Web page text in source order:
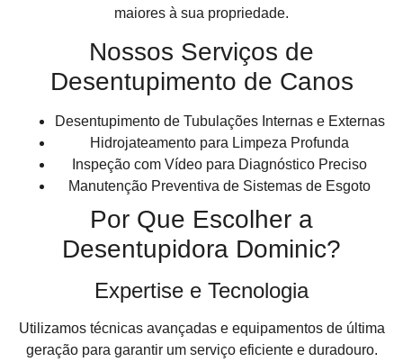
maiores à sua propriedade.
Nossos Serviços de
Desentupimento de Canos
Desentupimento de Tubulações Internas e Externas
Hidrojateamento para Limpeza Profunda
Inspeção com Vídeo para Diagnóstico Preciso
Manutenção Preventiva de Sistemas de Esgoto
Por Que Escolher a
Desentupidora Dominic?
Expertise e Tecnologia
Utilizamos técnicas avançadas e equipamentos de última
geração para garantir um serviço eficiente e duradouro.